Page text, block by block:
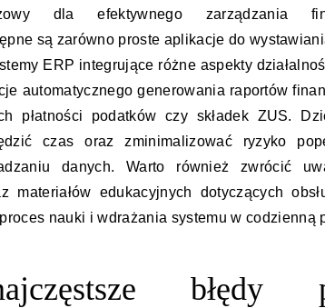
dla efektywnego zarządzania
są zarówno proste aplikacje do
ERP integrujące różne aspekty
automatycznego generowania raportów
płatności podatków czy składek ZUS.
czas oraz zminimalizować ryzyko
danych. Warto również zwrócić
materiałów edukacyjnych dotyczących
nauki i wdrażania systemu w codzienną
błędy